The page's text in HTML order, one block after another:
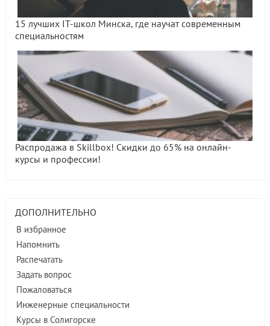
15 лучших IT-школ Минска, где научат современным
специальностям
Распродажа в Skillbox! Скидки до 65% на онлайн-
курсы и профессии!
ДОПОЛНИТЕЛЬНО
В избранное
Напомнить
Распечатать
Задать вопрос
Пожаловаться
Инженерные специальности
Курсы в Солигорске